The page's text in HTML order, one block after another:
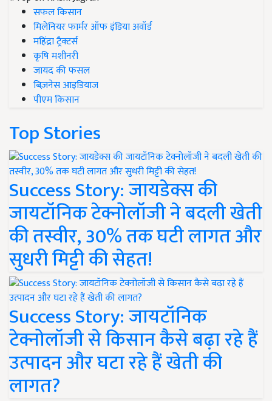
सफल किसान
मिलेनियर फार्मर ऑफ इंडिया अवॉर्ड
महिंद्रा ट्रैक्टर्स
कृषि मशीनरी
जायद की फसल
बिज़नेस आइडियाज
पीएम किसान
Top Stories
Success Story: जायडेक्स की
जायटॉनिक टेक्नोलॉजी ने बदली खेती
की तस्वीर, 30% तक घटी लागत और
सुधरी मिट्टी की सेहत!
Success Story: जायटॉनिक
टेक्नोलॉजी से किसान कैसे बढ़ा रहे हैं
उत्पादन और घटा रहे हैं खेती की
लागत?